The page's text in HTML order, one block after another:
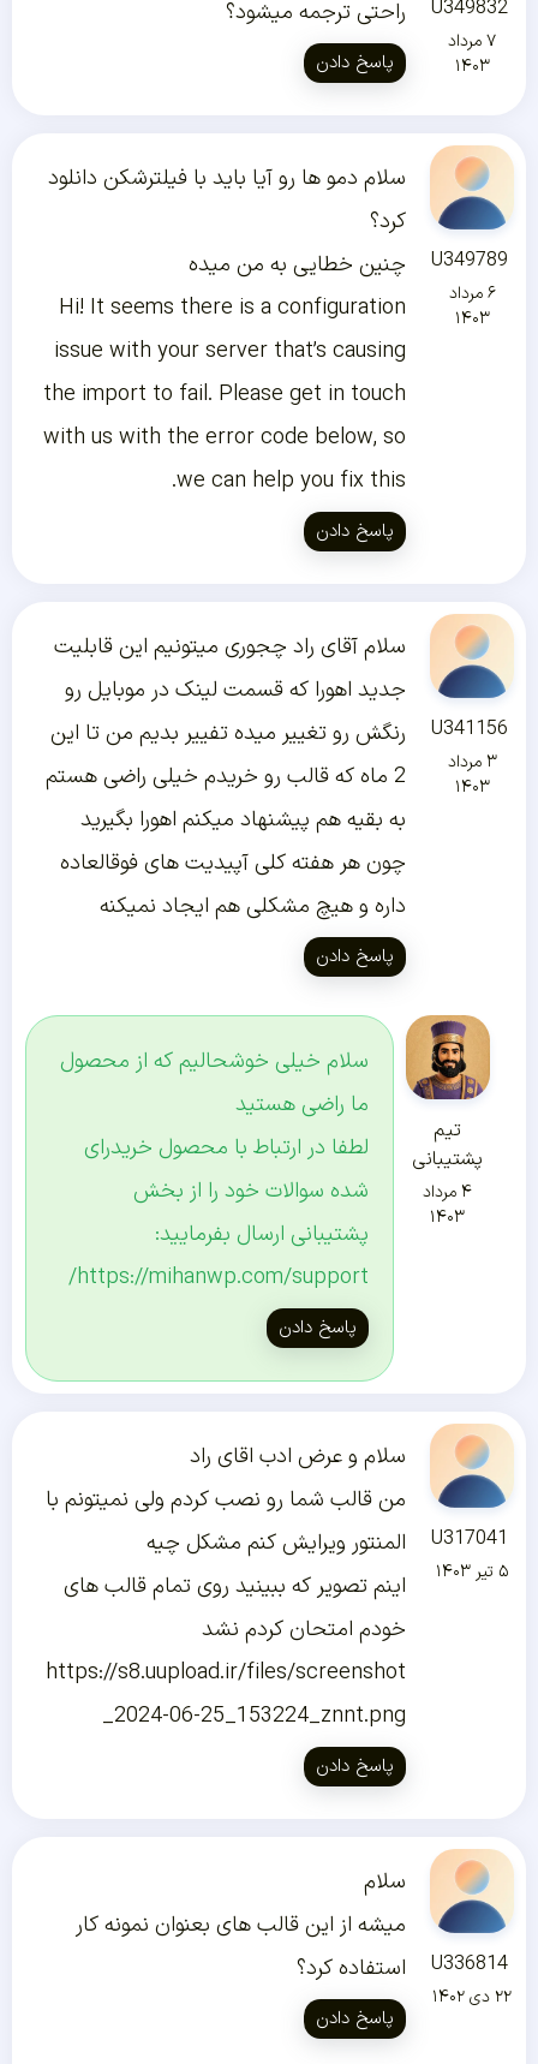
U349832
۷ مرداد
۱۴۰۳
راحتی ترجمه میشود؟
پاسخ دادن
U349789
۶ مرداد
۱۴۰۳
سلام دمو ها رو آیا باید با فیلترشکن دانلود
کرد؟
چنین خطایی به من میده
Hi! It seems there is a configuration
issue with your server that’s causing
the import to fail. Please get in touch
with us with the error code below, so
we can help you fix this.
پاسخ دادن
U341156
۳ مرداد
۱۴۰۳
سلام آقای راد چجوری میتونیم این قابلیت
جدید اهورا که قسمت لینک در موبایل رو
رنگش رو تغییر میده تفییر بدیم من تا این
2 ماه که قالب رو خریدم خیلی راضی هستم
به بقیه هم پیشنهاد میکنم اهورا بگیرید
چون هر هفته کلی آپیدیت های فوقالعاده
داره و هیچ مشکلی هم ایجاد نمیکنه
پاسخ دادن
تیم
پشتیبانی
۴ مرداد
۱۴۰۳
سلام خیلی خوشحالیم که از محصول
ما راضی هستید
لطفا در ارتباط با محصول خریدرای
شده سوالات خود را از بخش
پشتیبانی ارسال بفرمایید:
https://mihanwp.com/support/
پاسخ دادن
U317041
۵ تیر ۱۴۰۳
سلام و عرض ادب اقای راد
من قالب شما رو نصب کردم ولی نمیتونم با
المنتور ویرایش کنم مشکل چیه
اینم تصویر که ببینید روی تمام قالب های
خودم امتحان کردم نشد
https://s8.uupload.ir/files/screenshot
_2024-06-25_153224_znnt.png
پاسخ دادن
U336814
۲۲ دی ۱۴۰۲
سلام
میشه از این قالب های بعنوان نمونه کار
استفاده کرد؟
پاسخ دادن